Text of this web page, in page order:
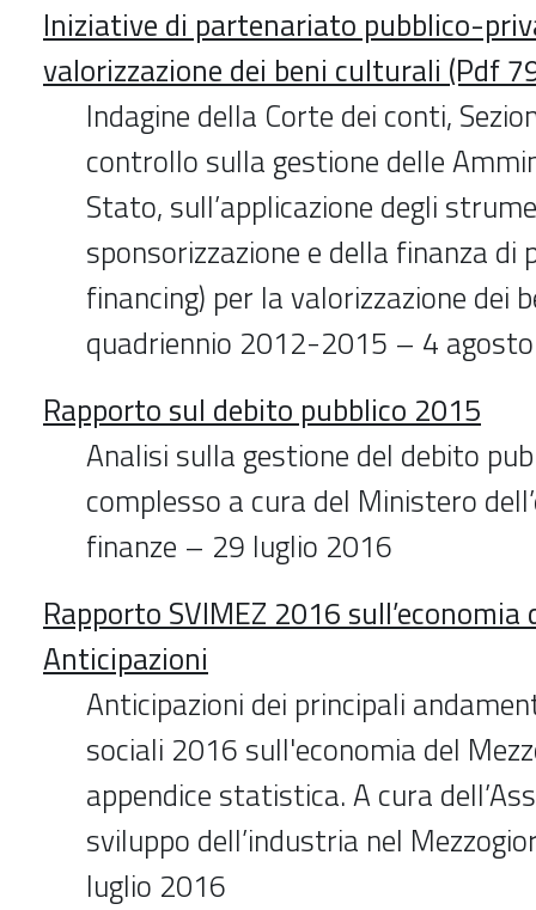
Iniziative di partenariato pubblico-
valorizzazione dei beni culturali (Pdf
Indagine della Corte dei conti,
controllo sulla gestione delle
Stato, sull’applicazione degli
sponsorizzazione e della finanza
financing) per la valorizzazione dei
quadriennio 2012-2015 – 4
Rapporto sul debito pubblico 2015
Analisi sulla gestione del debito
complesso a cura del Ministero
finanze – 29 luglio 2016
Rapporto SVIMEZ 2016
Anticipazioni
Anticipazioni dei principali
sociali 2016 sull'economia del
appendice statistica. A cura
sviluppo dell’industria nel
luglio 2016